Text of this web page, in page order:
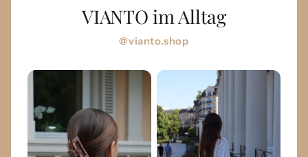
VIANTO im Alltag
@vianto.shop